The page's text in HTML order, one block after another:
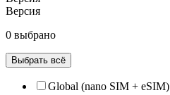
Версия
0 выбрано
Выбрать всё
Global (nano SIM + eSIM)